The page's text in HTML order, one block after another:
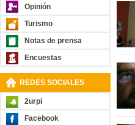
Opinión
Turismo
Notas de prensa
Encuestas
REDES SOCIALES
2urpi
Facebook